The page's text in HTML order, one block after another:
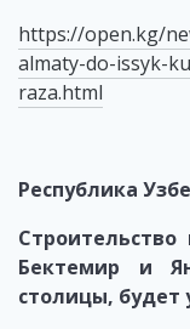
https://open.kg/
almaty-do-issyk-
raza.html
Республика
Бектемир и
столицы, будет